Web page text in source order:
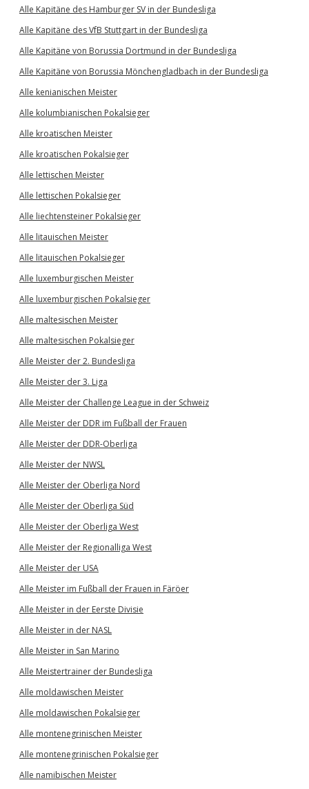
Alle Kapitäne des Hamburger SV in der Bundesliga
Alle Kapitäne des VfB Stuttgart in der Bundesliga
Alle Kapitäne von Borussia Dortmund in der Bundesliga
Alle Kapitäne von Borussia Mönchengladbach in der Bundesliga
Alle kenianischen Meister
Alle kolumbianischen Pokalsieger
Alle kroatischen Meister
Alle kroatischen Pokalsieger
Alle lettischen Meister
Alle lettischen Pokalsieger
Alle liechtensteiner Pokalsieger
Alle litauischen Meister
Alle litauischen Pokalsieger
Alle luxemburgischen Meister
Alle luxemburgischen Pokalsieger
Alle maltesischen Meister
Alle maltesischen Pokalsieger
Alle Meister der 2. Bundesliga
Alle Meister der 3. Liga
Alle Meister der Challenge League in der Schweiz
Alle Meister der DDR im Fußball der Frauen
Alle Meister der DDR-Oberliga
Alle Meister der NWSL
Alle Meister der Oberliga Nord
Alle Meister der Oberliga Süd
Alle Meister der Oberliga West
Alle Meister der Regionalliga West
Alle Meister der USA
Alle Meister im Fußball der Frauen in Färöer
Alle Meister in der Eerste Divisie
Alle Meister in der NASL
Alle Meister in San Marino
Alle Meistertrainer der Bundesliga
Alle moldawischen Meister
Alle moldawischen Pokalsieger
Alle montenegrinischen Meister
Alle montenegrinischen Pokalsieger
Alle namibischen Meister